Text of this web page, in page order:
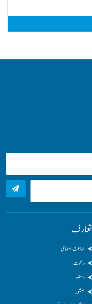
تعارف
جماعت اسلامی
دعوت
دستور
منشور